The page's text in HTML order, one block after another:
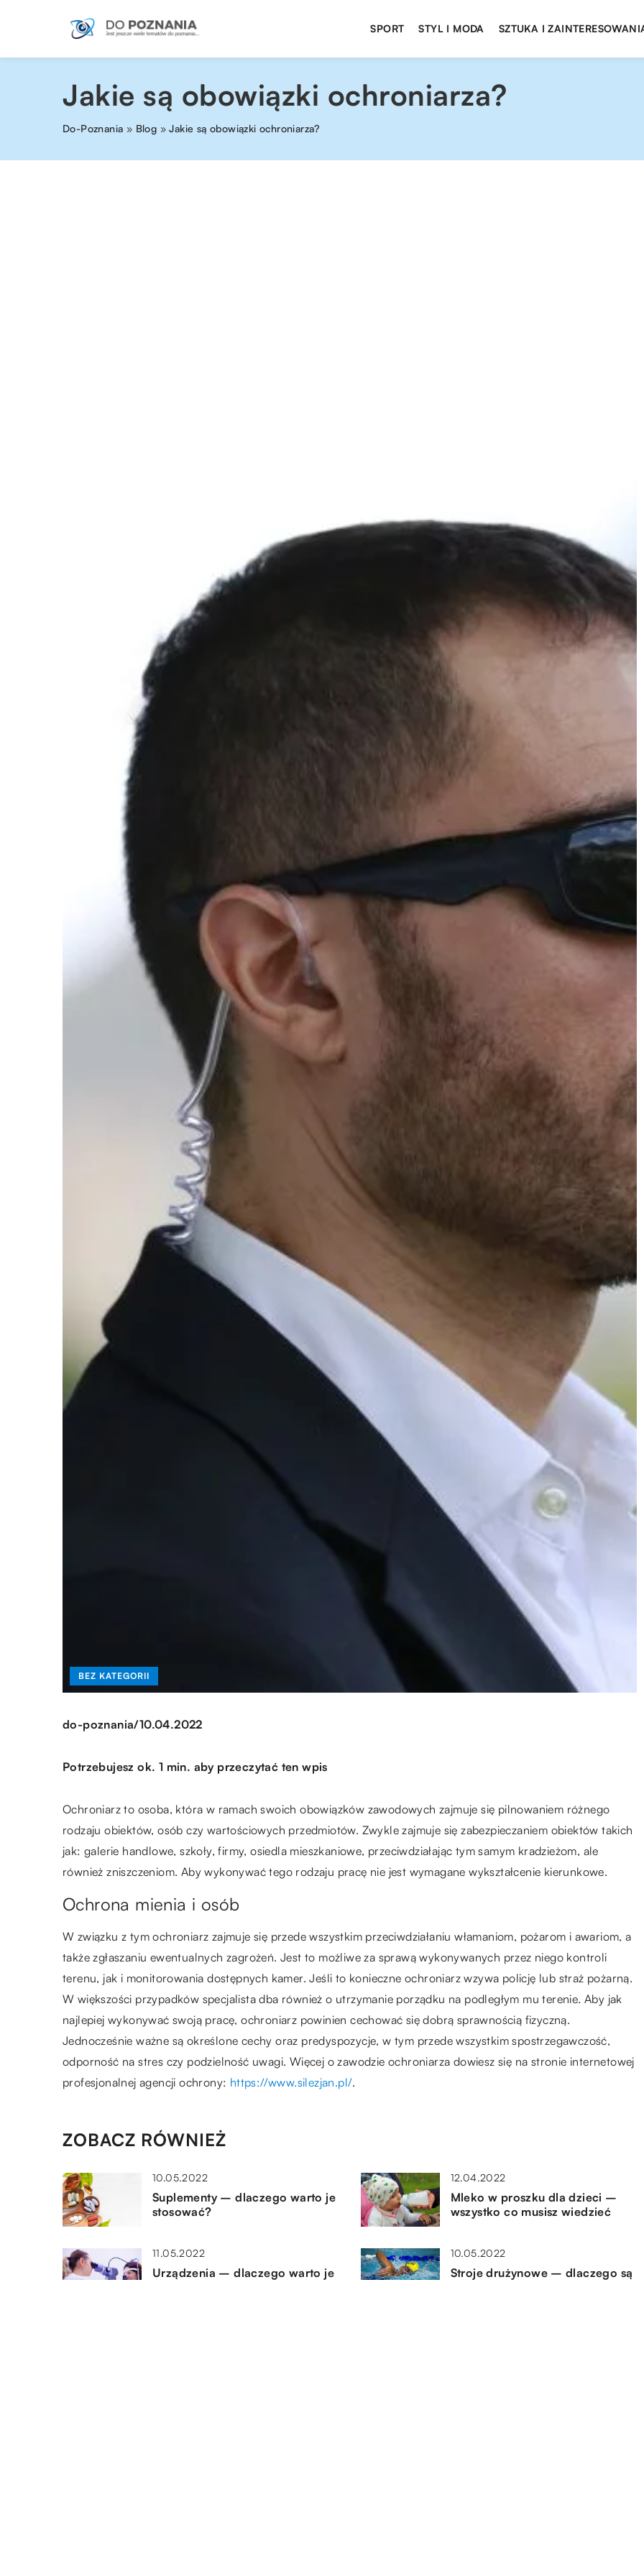
SPORT STYL I MODA SZTUKA I
Jakie są obowiązki ochroniarza?
Do-Poznania » Blog »Jakie są obowiązki ochroniarza?
BEZ KATEGORII
do-poznania/10.04.2022
Potrzebujesz ok. 1 min. aby przeczytać ten wpis
Ochroniarz to osoba, która w ramach swoich obowiązków zawodowych zajmuje się pilnowaniem różnego
rodzaju obiektów, osób czy wartościowych przedmiotów. Zwykle zajmuje się zabezpieczaniem obiektów takich
jak: galerie handlowe, szkoły, firmy, osiedla mieszkaniowe, przeciwdziałając tym samym kradzieżom, ale
również zniszczeniom. Aby wykonywać tego rodzaju pracę nie jest wymagane wykształcenie kierunkowe.
Ochrona mienia i osób
W związku z tym ochroniarz zajmuje się przede wszystkim przeciwdziałaniu włamaniom, pożarom i awariom, a
także zgłaszaniu ewentualnych zagrożeń. Jest to możliwe za sprawą wykonywanych przez niego kontroli
terenu, jak i monitorowania dostępnych kamer. Jeśli to konieczne ochroniarz wzywa policję lub straż pożarną.
W większości przypadków specjalista dba również o utrzymanie porządku na podległym mu terenie. Aby jak
najlepiej wykonywać swoją pracę, ochroniarz powinien cechować się dobrą sprawnością fizyczną.
Jednocześnie ważne są określone cechy oraz predyspozycje, w tym przede wszystkim spostrzegawczość,
odporność na stres czy podzielność uwagi. Więcej o zawodzie ochroniarza dowiesz się na stronie internetowej
profesjonalnej agencji ochrony: https://www.silezjan.pl/.
ZOBACZ RÓWNIEŻ
10.05.2022
Suplementy – dlaczego warto je
stosować?
12.04.2022
Mleko w proszku dla dzieci –
wszystko co musisz wiedzieć
11.05.2022
Urządzenia – dlaczego warto je
10.05.2022
Stroje drużynowe – dlaczego są